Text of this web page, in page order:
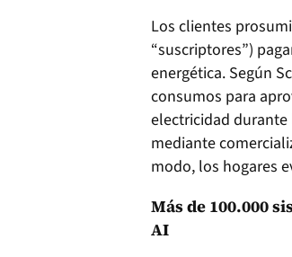
Los clientes
“suscriptores”)
energética. Según
consumos para
electricidad durante
mediante
modo, los hogares
Más de 100.000
AI